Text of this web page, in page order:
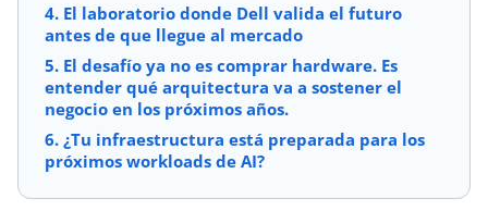
4. El laboratorio donde Dell valida el futuro
antes de que llegue al mercado
5. El desafío ya no es comprar hardware. Es
entender qué arquitectura va a sostener el
negocio en los próximos años.
6. ¿Tu infraestructura está preparada para los
próximos workloads de AI?